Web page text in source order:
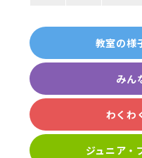
教室の様
みん
わくわ
ジュニア・